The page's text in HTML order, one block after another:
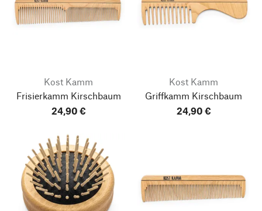
Kost Kamm
Frisierkamm Kirschbaum
24,90 €
Kost Kamm
Griffkamm Kirschbaum
24,90 €